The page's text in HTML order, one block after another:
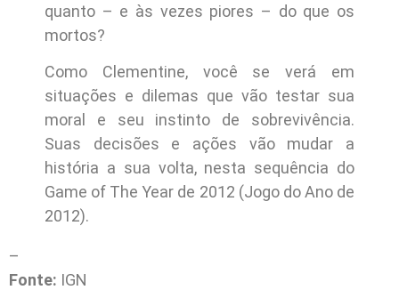
quanto – e às vezes piores – do que os
mortos?
Como Clementine, você se verá em
situações e dilemas que vão testar sua
moral e seu instinto de sobrevivência.
Suas decisões e ações vão mudar a
história a sua volta, nesta sequência do
Game of The Year de 2012 (Jogo do Ano de
2012).
–
Fonte: IGN